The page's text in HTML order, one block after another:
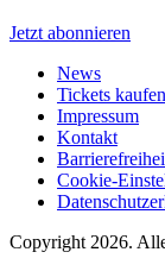
Jetzt abonnieren
News
Tickets kaufen
Impressum
Kontakt
Cookie-
Copyright 2026.